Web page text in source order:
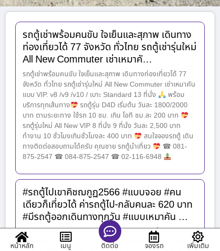
รถตู้เช่าพร้อมคนขับ ใจเย็นและสุภาพ เดินทาง
ท่องเที่ยวได้ 77 จังหวัด ทั่วไทย รถตู้เช่ารุ่นใหม่
All New Commuter เช่าเหมาคั…
รถตู้เช่าพร้อมคนขับ ใจเย็นและสุภาพ เดินทางท่องเที่ยวได้ 77
จังหวัด ทั่วไทย รถตู้เช่ารุ่นใหม่ All New Commuter เช่าเหมาคัน
แบบ VIP. v8 /v9 /v10 / เบาะ Standard 13 ที่นั่ง
พร้อม
บริการทุกเส้นทาง
รถตู้รุ่น D4D เริ่มต้น วันละ 1800​/2000
บาท ตามระยะทาง ใช้รถ 10 ชม. เกิน โอที ชม.ละ 200 บาท
รถตู้รุ่นใหม่ All New VIP 8 ที่นั่ง 9 ที่นั่ง วันละ 2,500 บาท
ทำงาน 10 ชั่วโมงเกินชั่วโมงละ 400 บาท
สนใจจองรถตู้ เดิน
ทาง​ติดต่อสอบถามได้ครับ คุณชาย รถตู้นำเที่ยว
☎ 081-
875-2547 ☎ 084-875-2547 ☎ 02-116-6948
#รถตู้ไปเขาคิชฌกูฏ2566 #แบบจอย #คน
เดียวก็เที่ยวได้ ค่ารถตู้ไป-กลับคนละ 620 บาท
#มีรถตู้ออกเดินทางทุกวัน #แบบเหมาคัน …
#รถตู้ไปเขาคิชฌกูฏ2566 #แบบจอย #คนเดียวก็เที่ยวได้ ค่ารถตู้
ไป-กลับคนละ 620 บาท #มีรถตู้ออกเดินทางทุกวัน #แบบเหมาคัน
หน้าหลัก เมนู ติดต่อ จองรถ เพิ่มเติม